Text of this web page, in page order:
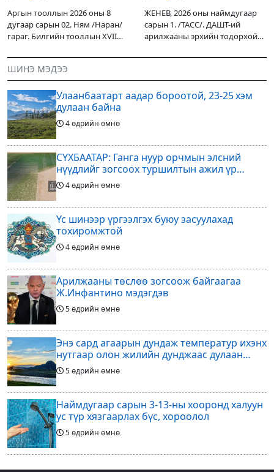
Аргын тооллын 2026 оны 8
дугаар сарын 02. Ням /Наран/
гараг. Билгийн тооллын XVII
гал Морин жилийн Зуны адаг
хөхөгчин хонь сарын шинийн
19, Адъяа /Асралт/
ЖЕНЕВ, 2026 оны наймдугаар
сарын 1. /ТАСС/. ДАШТ-ий
арилжааны эрхийн тодорхой
оруулагчдад худалдах
шийдвэрлэснээ ФИФА-гийн
ерөнхийлөгч Жанни
ШИНЭ МЭДЭЭ
Улаанбаатарт аадар бороотой, 23-25 хэм
дулаан байна
4 өдрийн өмнө
СҮХБААТАР: Ганга нуур орчмын элсний
нүүдлийг зогсоох туршилтын ажил үр
дүнгээ өгч эхэлжээ
4 өдрийн өмнө
Үс шинээр үргээлгэх буюу засуулахад
тохиромжтой
4 өдрийн өмнө
Арилжааны төслөө зогсоож байгаагаа
Ж.Инфантино мэдэгдэв
5 өдрийн өмнө
Энэ сард агаарын дундаж температур ихэнх
нутгаар олон жилийн дунджаас дулаан
байна
5 өдрийн өмнө
Наймдугаар сарын 3-13-ны хооронд халуун
ус түр хязгаарлах бүс, хороолол
5 өдрийн өмнө
Үс шинээр үргээлгэх буюу засуулахад